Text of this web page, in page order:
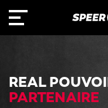
REAL
PARTENAIRE